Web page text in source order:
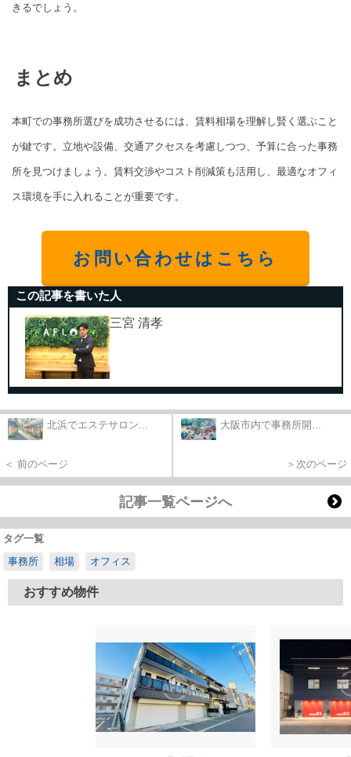
きるでしょう。
まとめ
本町での事務所選びを成功させるには、賃料相場を理解し賢く選ぶこと
が鍵です。立地や設備、交通アクセスを考慮しつつ、予算に合った事務
所を見つけましょう。賃料交渉やコスト削減策も活用し、最適なオフィ
ス環境を手に入れることが重要です。
お問い合わせはこちら
この記事を書いた人
三宮 清孝
北浜でエステサロン...
＜ 前のページ
大阪市内で事務所開...
＞次のページ
記事一覧ページへ
タグ一覧
事務所
相場 オフィス
おすすめ物件